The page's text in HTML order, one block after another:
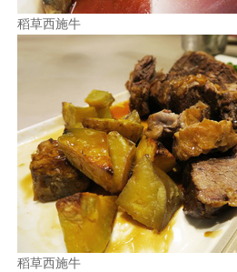
稻草西施牛
稻草西施牛